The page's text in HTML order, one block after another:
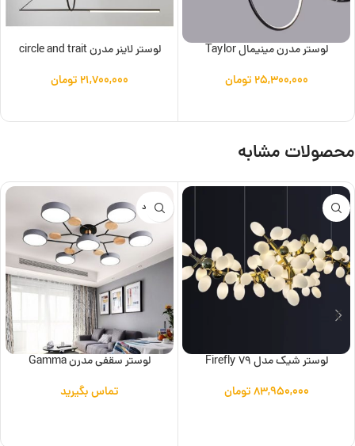
لوستر مدرن مینیمال Taylor
۲۵,۳۰۰,۰۰۰تومان
لوستر لاینر مدرن circle and trait
۲۱,۷۰۰,۰۰۰تومان
محصولات مشابه
لوستر شیک مدل Firefly 79
۸۳,۹۵۰,۰۰۰تومان
ناموجود
لوستر سقفی مدرن Gamma
تماس بگیرید